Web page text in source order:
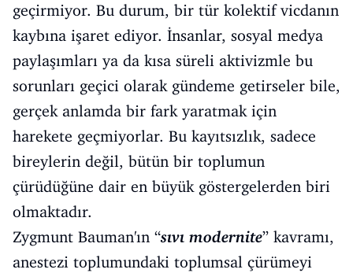
geçirmiyor. Bu durum, bir tür kolektif vicdanın
kaybına işaret ediyor. İnsanlar, sosyal medya
paylaşımları ya da kısa süreli aktivizmle bu
sorunları geçici olarak gündeme getirseler bile,
gerçek anlamda bir fark yaratmak için
harekete geçmiyorlar. Bu kayıtsızlık, sadece
bireylerin değil, bütün bir toplumun
çürüdüğüne dair en büyük göstergelerden biri
olmaktadır.
Zygmunt Bauman'ın “sıvı modernite” kavramı,
anestezi toplumundaki toplumsal çürümeyi